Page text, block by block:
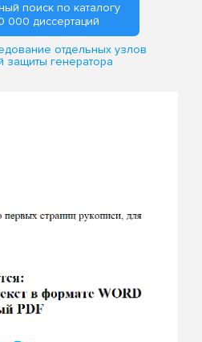
поиск по каталогу
000 диссертаций
отдельных узлов
защиты генератора